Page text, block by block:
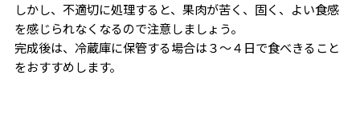
しかし、不適切に処理すると、果肉が苦く、固く、よい食感
を感じられなくなるので注意しましょう。
完成後は、冷蔵庫に保管する場合は３～４日で食べきること
をおすすめします。